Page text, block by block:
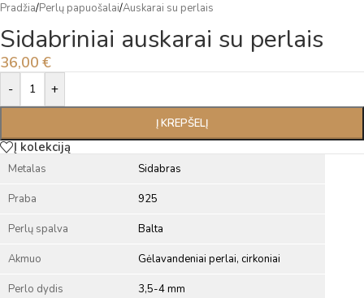
Pradžia/Perlų papuošalai/Auskarai su perlais
Sidabriniai auskarai su perlais
36,00 €
- +
Į KREPŠELĮ
Alternative:
Į kolekciją
Metalas Sidabras
Praba 925
Perlų spalva Balta
Akmuo Gėlavandeniai perlai, cirkoniai
Perlo dydis 3,5-4 mm